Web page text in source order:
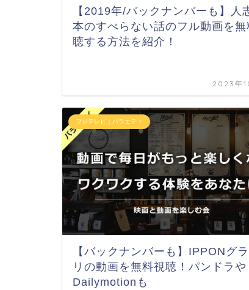
【2019年/バックナンバーも】人
本のすべらない話のフル動画を無
聴する方法を紹介！
2023年
フジテレビ｜バラエティ
【バックナンバーも】IPPONグ
リの動画を無料視聴！パンドラや
Dailymotionも